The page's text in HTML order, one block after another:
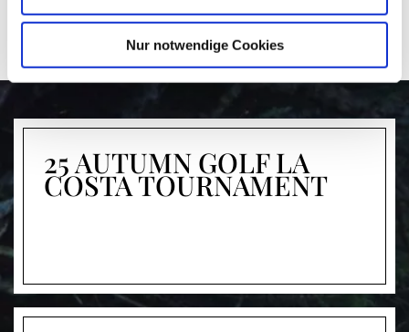
Nur notwendige Cookies
25 AUTUMN GOLF LA
COSTA TOURNAMENT